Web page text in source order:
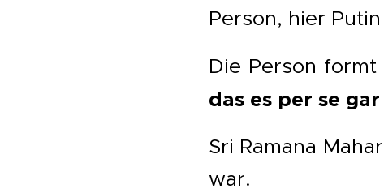
Person, hier
Die Person
das es per se
Sri Ramana
war.